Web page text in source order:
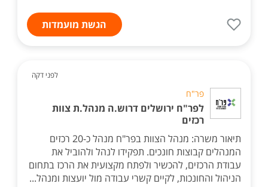
הגשת מועמדות
לפני דקה
פר"ח
לפר"ח ירושלים דרוש.ה מנהל.ת צוות
רכזים
תיאור משרה: מנהל הצוות בפר"ח מנהל כ-20 רכזים
המנהלים קבוצות חונכים. תפקידו לנהל ולהוביל את
עבודת הרכזים, להכשיר ולפתח מקצועית את הרכז בתחום
הניהול והחונכות, לקיים קשרי עבודה מול יועצות ומנהל...